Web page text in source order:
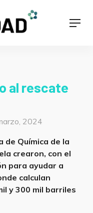
al rescate
2024
de Química de la
crearon, con el
para ayudar a
calculan
y 300 mil barriles